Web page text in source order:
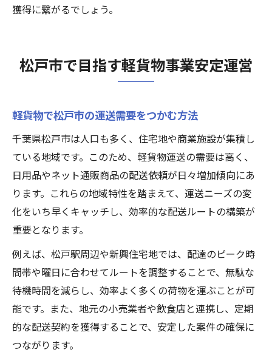
獲得に繋がるでしょう。
松戸市で目指す軽貨物事業安定運営
軽貨物で松戸市の運送需要をつかむ方法
千葉県松戸市は人口も多く、住宅地や商業施設が集積し
ている地域です。このため、軽貨物運送の需要は高く、
日用品やネット通販商品の配送依頼が日々増加傾向にあ
ります。これらの地域特性を踏まえて、運送ニーズの変
化をいち早くキャッチし、効率的な配送ルートの構築が
重要となります。
例えば、松戸駅周辺や新興住宅地では、配達のピーク時
間帯や曜日に合わせてルートを調整することで、無駄な
待機時間を減らし、効率よく多くの荷物を運ぶことが可
能です。また、地元の小売業者や飲食店と連携し、定期
的な配送契約を獲得することで、安定した案件の確保に
つながります。